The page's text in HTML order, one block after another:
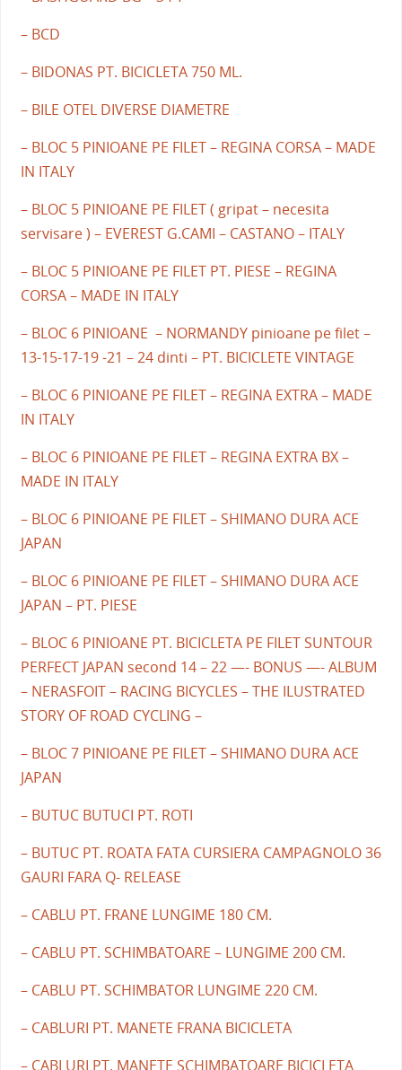
– BCD
– BIDONAS PT. BICICLETA 750 ML.
– BILE OTEL DIVERSE DIAMETRE
– BLOC 5 PINIOANE PE FILET – REGINA CORSA – MADE
IN ITALY
– BLOC 5 PINIOANE PE FILET ( gripat – necesita
servisare ) – EVEREST G.CAMI – CASTANO – ITALY
– BLOC 5 PINIOANE PE FILET PT. PIESE – REGINA
CORSA – MADE IN ITALY
– BLOC 6 PINIOANE – NORMANDY pinioane pe filet –
13-15-17-19 -21 – 24 dinti – PT. BICICLETE VINTAGE
– BLOC 6 PINIOANE PE FILET – REGINA EXTRA – MADE
IN ITALY
– BLOC 6 PINIOANE PE FILET – REGINA EXTRA BX –
MADE IN ITALY
– BLOC 6 PINIOANE PE FILET – SHIMANO DURA ACE
JAPAN
– BLOC 6 PINIOANE PE FILET – SHIMANO DURA ACE
JAPAN – PT. PIESE
– BLOC 6 PINIOANE PT. BICICLETA PE FILET SUNTOUR
PERFECT JAPAN second 14 – 22 —- BONUS —- ALBUM
– NERASFOIT – RACING BICYCLES – THE ILUSTRATED
STORY OF ROAD CYCLING –
– BLOC 7 PINIOANE PE FILET – SHIMANO DURA ACE
JAPAN
– BUTUC BUTUCI PT. ROTI
– BUTUC PT. ROATA FATA CURSIERA CAMPAGNOLO 36
GAURI FARA Q- RELEASE
– CABLU PT. FRANE LUNGIME 180 CM.
– CABLU PT. SCHIMBATOARE – LUNGIME 200 CM.
– CABLU PT. SCHIMBATOR LUNGIME 220 CM.
– CABLURI PT. MANETE FRANA BICICLETA
– CABLURI PT. MANETE SCHIMBATOARE BICICLETA